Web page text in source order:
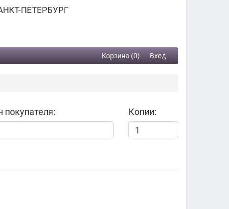
ПЕТЕРБУРГ
Корзина (0) Вход
покупателя: Копии: